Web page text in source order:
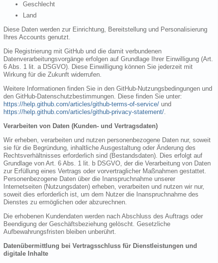
Geschlecht
Land
Diese Daten werden zur Einrichtung, Bereitstellung und Personalisierung
Ihres Accounts genutzt.
Die Registrierung mit GitHub und die damit verbundenen
Datenverarbeitungsvorgänge erfolgen auf Grundlage Ihrer Einwilligung (Art.
6 Abs. 1 lit. a DSGVO). Diese Einwilligung können Sie jederzeit mit
Wirkung für die Zukunft widerrufen.
Weitere Informationen finden Sie in den GitHub-Nutzungsbedingungen und
den GitHub-Datenschutzbestimmungen. Diese finden Sie unter:
https://help.github.com/articles/github-terms-of-service/ und
https://help.github.com/articles/github-privacy-statement/.
Verarbeiten von Daten (Kunden- und Vertragsdaten)
Wir erheben, verarbeiten und nutzen personenbezogene Daten nur, soweit
sie für die Begründung, inhaltliche Ausgestaltung oder Änderung des
Rechtsverhältnisses erforderlich sind (Bestandsdaten). Dies erfolgt auf
Grundlage von Art. 6 Abs. 1 lit. b DSGVO, der die Verarbeitung von Daten
zur Erfüllung eines Vertrags oder vorvertraglicher Maßnahmen gestattet.
Personenbezogene Daten über die Inanspruchnahme unserer
Internetseiten (Nutzungsdaten) erheben, verarbeiten und nutzen wir nur,
soweit dies erforderlich ist, um dem Nutzer die Inanspruchnahme des
Dienstes zu ermöglichen oder abzurechnen.
Die erhobenen Kundendaten werden nach Abschluss des Auftrags oder
Beendigung der Geschäftsbeziehung gelöscht. Gesetzliche
Aufbewahrungsfristen bleiben unberührt.
Datenübermittlung bei Vertragsschluss für Dienstleistungen und
digitale Inhalte